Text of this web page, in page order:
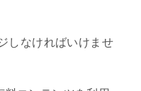
しなければいけませ